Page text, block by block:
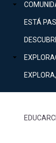
mi
ESTÁ
Inicia